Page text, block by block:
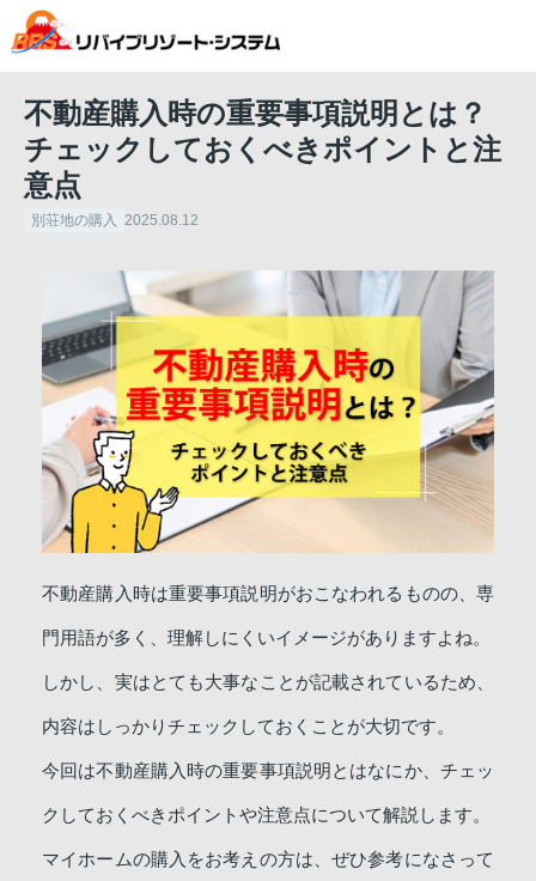
不動産購入時の重要事項説明とは？
チェックしておくべきポイントと注
意点
別荘地の購入 2025.08.12
不動産購入時は重要事項説明がおこなわれるものの、専
門用語が多く、理解しにくいイメージがありますよね。
しかし、実はとても大事なことが記載されているため、
内容はしっかりチェックしておくことが大切です。
今回は不動産購入時の重要事項説明とはなにか、チェッ
クしておくべきポイントや注意点について解説します。
マイホームの購入をお考えの方は、ぜひ参考になさって